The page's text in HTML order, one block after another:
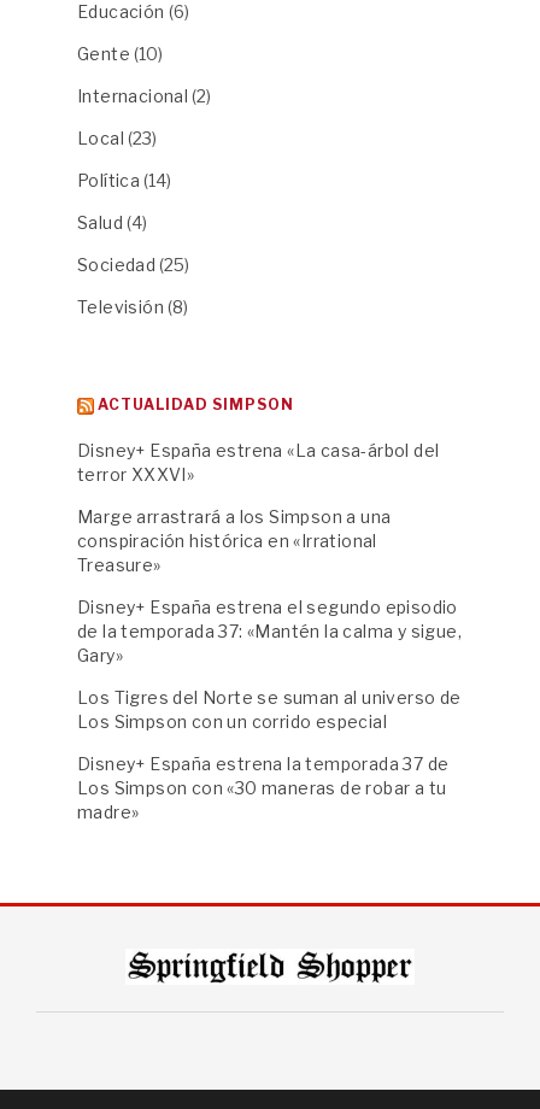
Educación (6)
Gente (10)
Internacional (2)
Local (23)
Política (14)
Salud (4)
Sociedad (25)
Televisión (8)
ACTUALIDAD SIMPSON
Disney+ España estrena «La casa-árbol del
terror XXXVI»
Marge arrastrará a los Simpson a una
conspiración histórica en «Irrational
Treasure»
Disney+ España estrena el segundo episodio
de la temporada 37: «Mantén la calma y sigue,
Gary»
Los Tigres del Norte se suman al universo de
Los Simpson con un corrido especial
Disney+ España estrena la temporada 37 de
Los Simpson con «30 maneras de robar a tu
madre»